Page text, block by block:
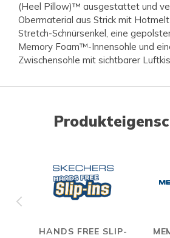
(Heel Pillow)™ ausgestattet und
Obermaterial aus Strick mit
Stretch-Schnürsenkel, eine
Memory Foam™-Innensohle und
Zwischensohle mit sichtbarer
HANDS FREE SLIP-